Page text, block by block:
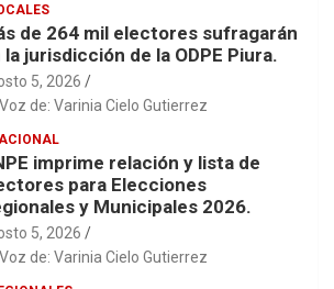
de 264 mil electores sufragarán
la jurisdicción de la ODPE Piura.
5, 2026
Voz de: Varinia Cielo Gutierrez
imprime relación y lista de
para Elecciones
y Municipales 2026.
5, 2026
Voz de: Varinia Cielo Gutierrez